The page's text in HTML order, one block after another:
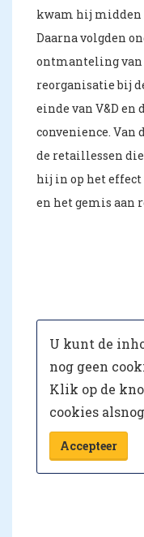
kwam hij midden
Daarna volgden
ontmanteling van
reorganisatie bij
einde van V&D en
convenience. Van
de retaillessen
hij in op het
en het gemis aan
U kunt de
nog geen
Klik op de
cookies
Accepteer